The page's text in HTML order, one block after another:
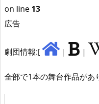
on line 13
広告
劇団情報:[ | |
全部で1本の舞台作品があ